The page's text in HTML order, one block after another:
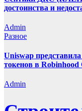
достоинства и
Admin
Разное
Uniswap
токенов в Robinhood
Admin